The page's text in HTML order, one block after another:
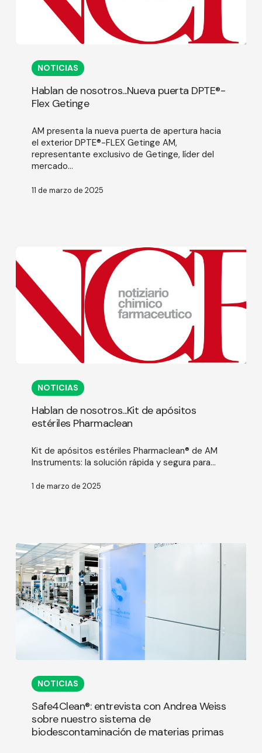
nosotros...Nueva
puerta
DPTE®-
NOTICIAS
Hablan de nosotros...Nueva puerta DPTE®-
Flex Getinge
AM presenta la nueva puerta de apertura hacia
el exterior DPTE®-FLEX Getinge AM,
representante exclusivo de Getinge, líder del
mercado...
11 de marzo de 2025
nosotros...Kit
apósitos
estériles
NOTICIAS
Hablan de nosotros...Kit de apósitos
estériles Pharmaclean
Kit de apósitos estériles Pharmaclean® de AM
Instruments: la solución rápida y segura para...
1 de marzo de 2025
entrevista
Andrea
Weiss
sobre
nuestro
NOTICIAS
Safe4Clean®: entrevista con Andrea Weiss
sobre nuestro sistema de
biodescontaminación de materias primas